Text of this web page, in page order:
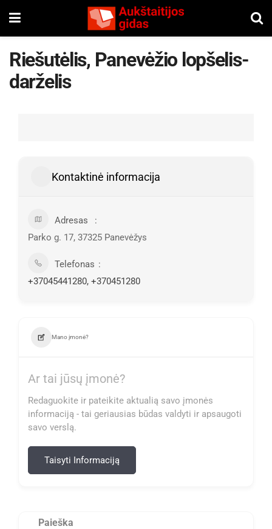
Riešutėlis, Panevėžio lopšelis-
darželis
Kontaktinė informacija
Adresas
Parko g. 17, 37325 Panevėžys
Telefonas
+37045441280, +370451280
Mano įmonė?
Ar tai jūsų įmonė?
Redaguokite ir pateikite aktualią savo įmonės
informaciją - tai geriausias būdas valdyti ir apsaugoti
savo verslą.
Taisyti Informaciją
Paieška